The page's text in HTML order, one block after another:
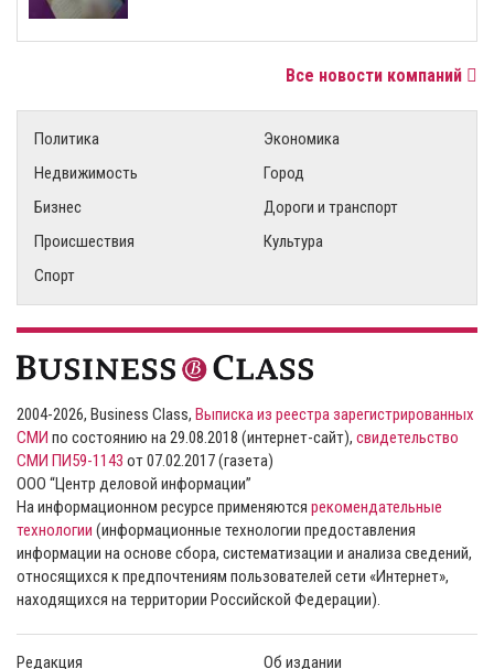
Все новости компаний
Политика
Экономика
Недвижимость
Город
Бизнес
Дороги и транспорт
Происшествия
Культура
Спорт
2004-2026, Business Class, Выписка из реестра зарегистрированных
СМИ по состоянию на 29.08.2018 (интернет-сайт), свидетельство
СМИ ПИ59-1143 от 07.02.2017 (газета)
ООО “Центр деловой информации”
На информационном ресурсе применяются рекомендательные
технологии (информационные технологии предоставления
информации на основе сбора, систематизации и анализа сведений,
относящихся к предпочтениям пользователей сети «Интернет»,
находящихся на территории Российской Федерации).
Редакция Об издании